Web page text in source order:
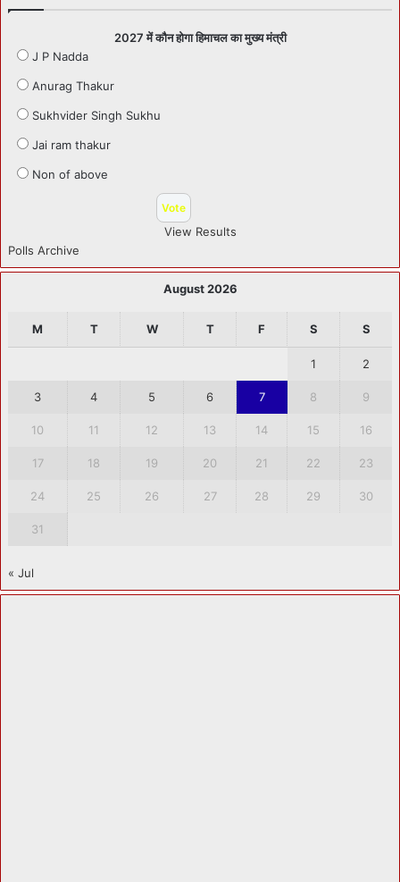
2027 में कौन होगा हिमाचल का मुख्य मंत्री
J P Nadda
Anurag Thakur
Sukhvider Singh Sukhu
Jai ram thakur
Non of above
View Results
Polls Archive
August 2026
M T W T F S S
1 2
3 4 5 6 7 8 9
10 11 12 13 14 15 16
17 18 19 20 21 22 23
24 25 26 27 28 29 30
31
« Jul